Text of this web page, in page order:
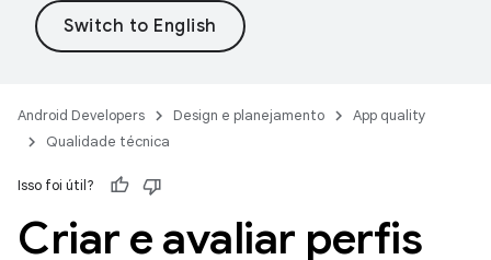
Android Developers Design e planejamento
App quality
Qualidade técnica
Isso foi útil?
Criar e avaliar perfis